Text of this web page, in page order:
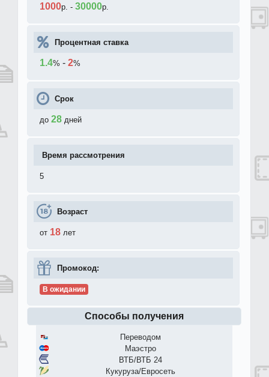
1000р. - 30000р.
Процентная ставка
1.4% - 2%
Срок
до 28 дней
Время рассмотрения
5
Возраст
от 18 лет
Промокод:
В ожидании
Способы получения
Переводом
Маэстро
ВТБ/ВТБ 24
Кукуруза/Евросеть